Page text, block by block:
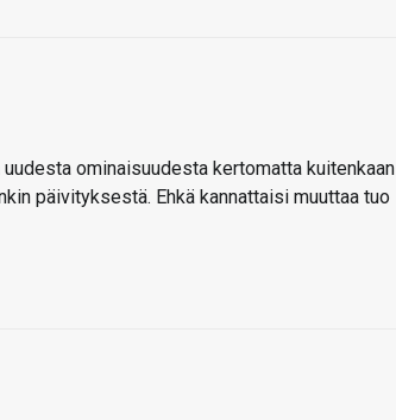
ominaisuudesta kertomatta kuitenkaan
päivityksestä. Ehkä kannattaisi muuttaa tuo